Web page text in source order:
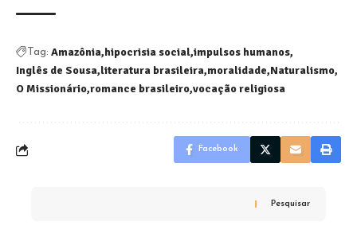
Tag: Amazônia hipocrisia social impulsos humanos
Inglês de Sousa literatura brasileira moralidade Naturalismo
O Missionário romance brasileiro vocação religiosa
Facebook
Pesquisar